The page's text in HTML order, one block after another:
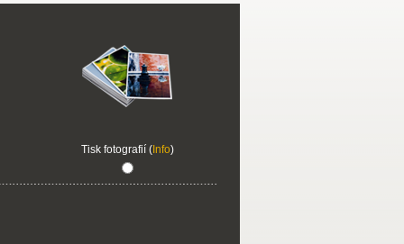
Tisk fotografií (Info)